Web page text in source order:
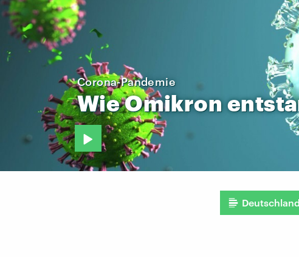
Corona-Pandemie
WieOmikron